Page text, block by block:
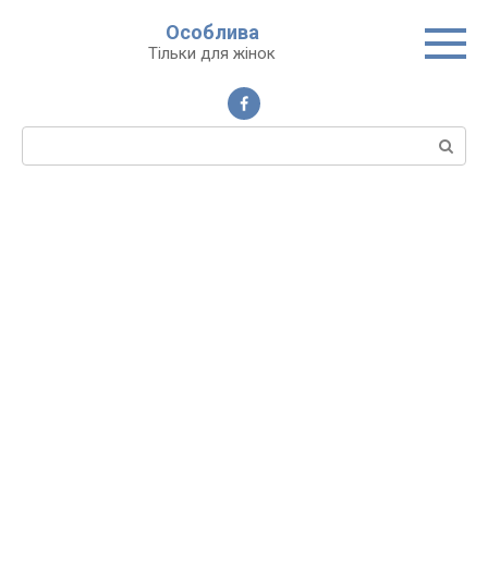
Особлива
Тільки для жінок
Пошук: